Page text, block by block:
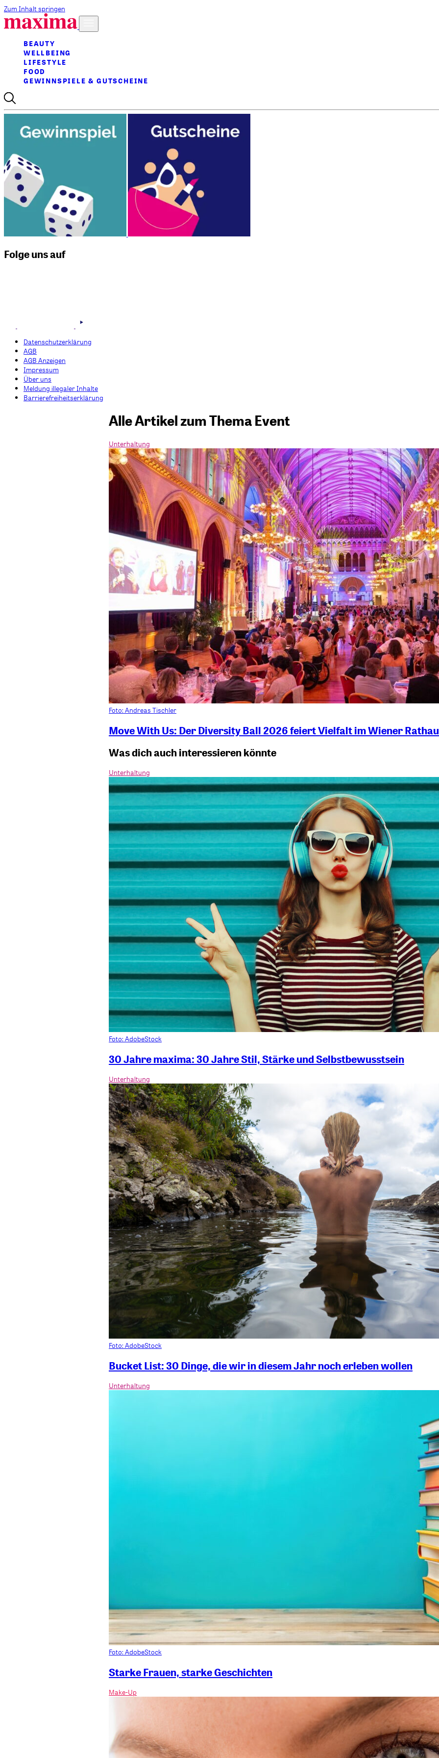
Zum Inhalt springen
BEAUTY
WELLBEING
LIFESTYLE
FOOD
GEWINNSPIELE & GUTSCHEINE
Folge uns auf
Datenschutzerklärung
AGB
AGB Anzeigen
Impressum
Über uns
Meldung illegaler Inhalte
Barrierefreiheitserklärung
Alle Artikel zum Thema Event
Unterhaltung
Foto: Andreas Tischler
Move With Us: Der Diversity Ball 2026 feiert Vielfalt im Wiener
Was dich auch interessieren könnte
Unterhaltung
Foto: AdobeStock
30 Jahre maxima: 30 Jahre Stil, Stärke und Selbstbewusstsein
Unterhaltung
Foto: AdobeStock
Bucket List: 30 Dinge, die wir in diesem Jahr noch erleben wollen
Unterhaltung
Foto: AdobeStock
Starke Frauen, starke Geschichten
Make-Up